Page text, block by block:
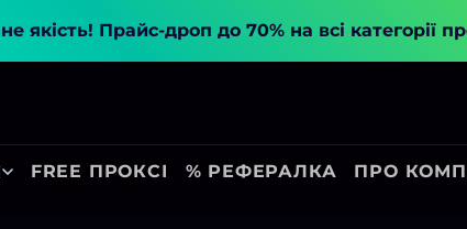
якість! Прайс-дроп до 70% на всі категорії
FREE ПРОКСІ % РЕФЕРАЛКА ПРО